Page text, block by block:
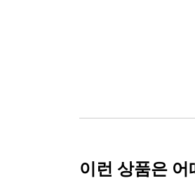
이런 상품은 어